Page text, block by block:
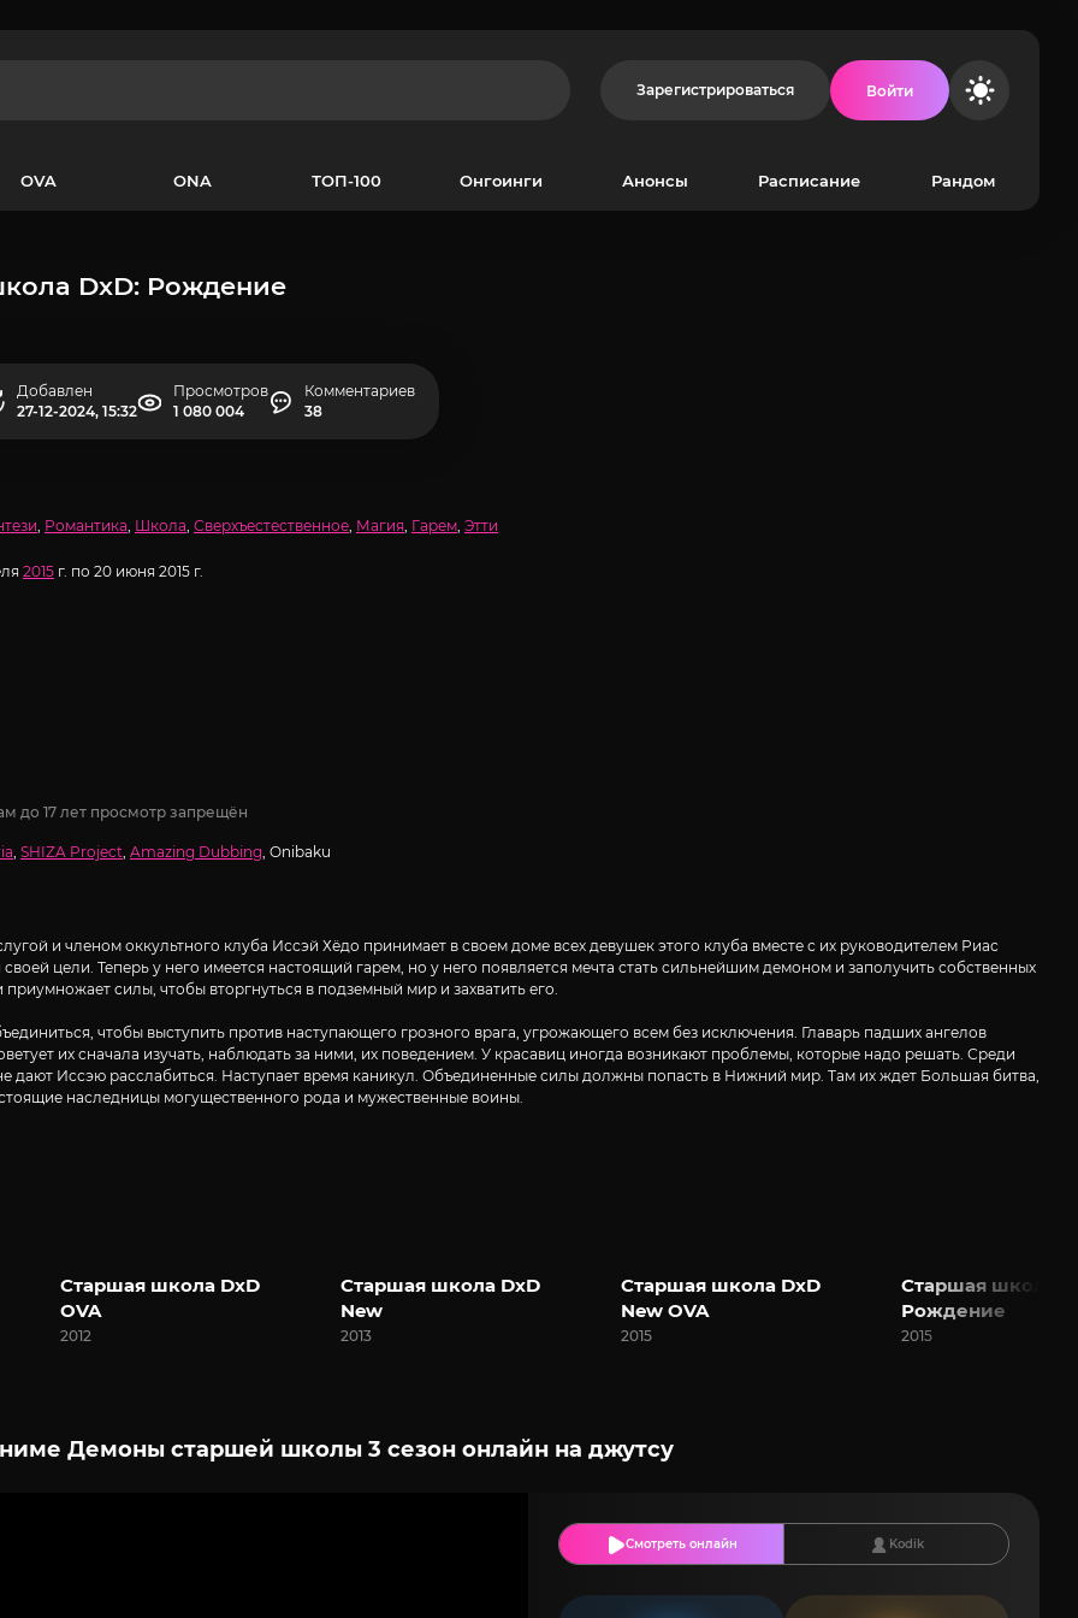
Зарегистрироваться Войти
OVA ONA ТОП-100 Онгоинги Анонсы Расписание Рандом
DxD: Рождение
Добавлен
27-12-2024, 15:32
Просмотров
1 080 004
Комментариев
38
, Романтика, Школа, Сверхъестественное, Магия, Гарем, Этти
2015 г. по 20 июня 2015 г.
до 17 лет просмотр запрещён
, SHIZA Project, Amazing Dubbing, Onibaku
и членом оккультного клуба Иссэй Хёдо принимает в своем доме всех девушек этого клуба вместе с их руководителем Риас
цели. Теперь у него имеется настоящий гарем, но у него появляется мечта стать сильнейшим демоном и заполучить собственных
силы, чтобы вторгнуться в подземный мир и захватить его.
чтобы выступить против наступающего грозного врага, угрожающего всем без исключения. Главарь падших ангелов
их сначала изучать, наблюдать за ними, их поведением. У красавиц иногда возникают проблемы, которые надо решать. Среди
дают Иссэю расслабиться. Наступает время каникул. Объединенные силы должны попасть в Нижний мир. Там их ждет Большая битва,
наследницы могущественного рода и мужественные воины.
Старшая школа DxD
OVA
2012
Старшая школа DxD
New
2013
Старшая школа DxD
New OVA
2015
Старшая школа
Рождение
2015
Демоны старшей школы 3 сезон онлайн на джутсу
Смотреть онлайн Kodik